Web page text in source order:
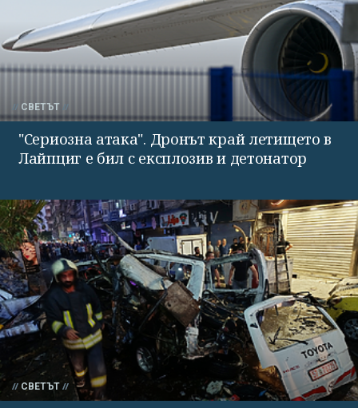
СВЕТЪТ
"Сериозна атака". Дронът край летището в
Лайпциг е бил с експлозив и детонатор
СВЕТЪТ